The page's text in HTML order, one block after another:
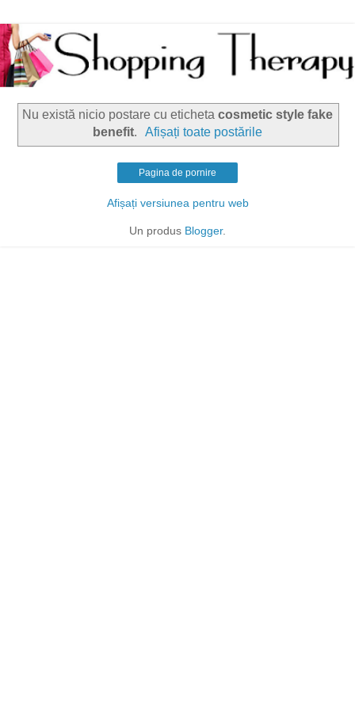
Nu există nicio postare cu eticheta cosmetic style fake
benefit. Afișați toate postările
Pagina de pornire
Afișați versiunea pentru web
Un produs Blogger.